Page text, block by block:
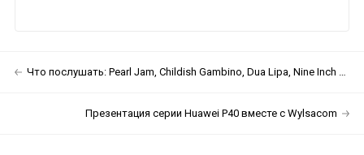
Что послушать: Pearl Jam, Childish Gambino, Dua Lipa, Nine Inch Nails и Little Dragon
Презентация серии Huawei P40 вместе с Wylsacom